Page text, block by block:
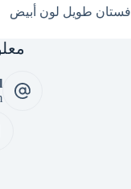
فستان طويل لون أبيض